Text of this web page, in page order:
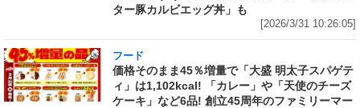
ター豚カルビエッグ丼」も
[2026/3/31 10:26:05]
フード
価格そのまま45％増量で「大盛 明太子スパゲテ
ィ」は1,102kcal! 「カレー」や「天使のチーズ
ケーキ」など6品! 創立45周年のファミリーマー